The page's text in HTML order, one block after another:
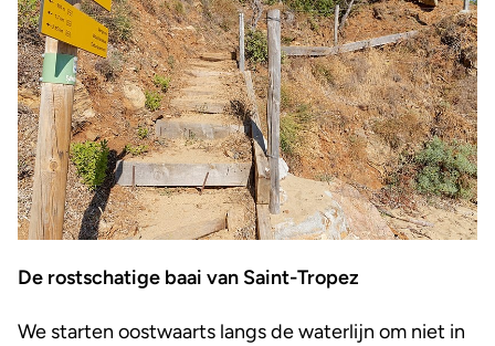
De rostschatige baai van Saint-Tropez
We starten oostwaarts langs de waterlijn om niet in